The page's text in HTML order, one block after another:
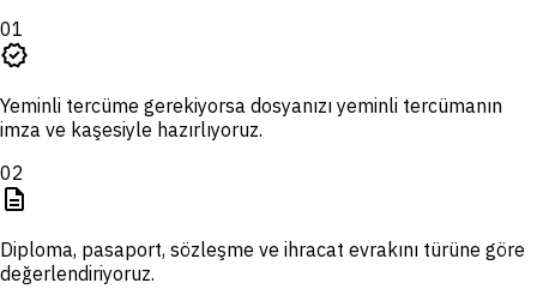
01
verified
Yeminli tercüme gerekiyorsa dosyanızı yeminli tercümanın
imza ve kaşesiyle hazırlıyoruz.
02
description
Diploma, pasaport, sözleşme ve ihracat evrakını türüne göre
değerlendiriyoruz.